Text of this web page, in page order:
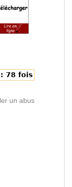
: 78 fois
un abus